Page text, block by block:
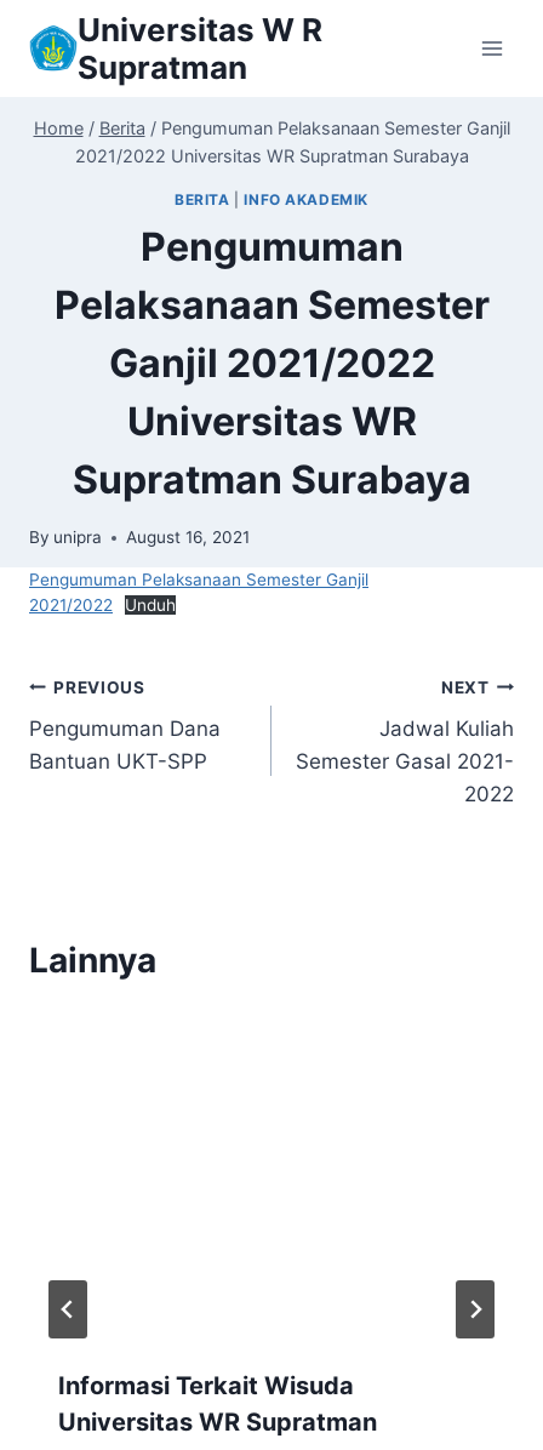
Universitas W R
Supratman
Home / Berita / Pengumuman Pelaksanaan Semester Ganjil
2021/2022 Universitas WR Supratman Surabaya
BERITA |INFO AKADEMIK
Pengumuman
Pelaksanaan Semester
Ganjil 2021/2022
Universitas WR
Supratman Surabaya
By unipra August 16, 2021
Pengumuman Pelaksanaan Semester Ganjil
2021/2022
Unduh
Post
navigation
PREVIOUS
Pengumuman Dana
Bantuan UKT-SPP
NEXT
Jadwal Kuliah
Semester Gasal 2021-
2022
Lainnya
Informasi Terkait Wisuda
Universitas WR Supratman